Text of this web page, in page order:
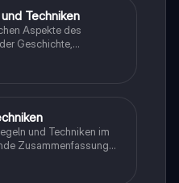
Techniken
Aspekte des
Geschichte,
Spielfeldmaße und
bietet eine
Klasse 12, die sich auf
und Techniken im
Zusammenfassung
Ideal für Spieler und